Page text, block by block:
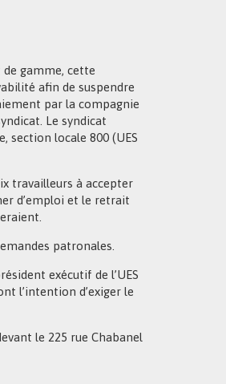
gamme, cette
afin de suspendre
par la compagnie
Le syndicat
section locale 800 (UES
travailleurs à accepter
d’emploi et le retrait
patronales.
exécutif de l’UES
l’intention d’exiger le
le 225 rue Chabanel